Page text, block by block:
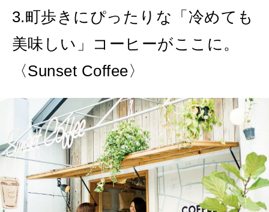
3.町歩きにぴったりな「冷めても
美味しい」コーヒーがここに。
〈Sunset Coffee〉